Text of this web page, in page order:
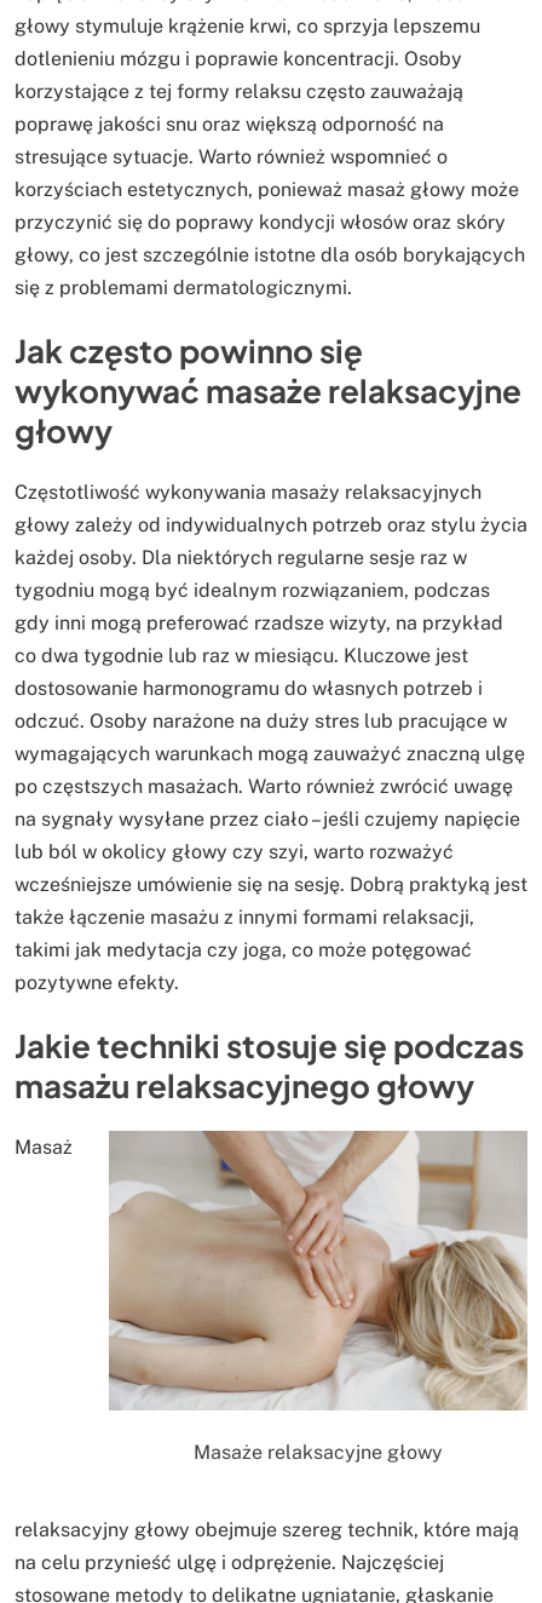
głowy stymuluje krążenie krwi, co sprzyja lepszemu
dotlenieniu mózgu i poprawie koncentracji. Osoby
korzystające z tej formy relaksu często zauważają
poprawę jakości snu oraz większą odporność na
stresujące sytuacje. Warto również wspomnieć o
korzyściach estetycznych, ponieważ masaż głowy może
przyczynić się do poprawy kondycji włosów oraz skóry
głowy, co jest szczególnie istotne dla osób borykających
się z problemami dermatologicznymi.
Jak często powinno się
wykonywać masaże relaksacyjne
głowy
Częstotliwość wykonywania masaży relaksacyjnych
głowy zależy od indywidualnych potrzeb oraz stylu życia
każdej osoby. Dla niektórych regularne sesje raz w
tygodniu mogą być idealnym rozwiązaniem, podczas
gdy inni mogą preferować rzadsze wizyty, na przykład
co dwa tygodnie lub raz w miesiącu. Kluczowe jest
dostosowanie harmonogramu do własnych potrzeb i
odczuć. Osoby narażone na duży stres lub pracujące w
wymagających warunkach mogą zauważyć znaczną ulgę
po częstszych masażach. Warto również zwrócić uwagę
na sygnały wysyłane przez ciało – jeśli czujemy napięcie
lub ból w okolicy głowy czy szyi, warto rozważyć
wcześniejsze umówienie się na sesję. Dobrą praktyką jest
także łączenie masażu z innymi formami relaksacji,
takimi jak medytacja czy joga, co może potęgować
pozytywne efekty.
Jakie techniki stosuje się podczas
masażu relaksacyjnego głowy
Masaże relaksacyjne głowy
Masaż
relaksacyjny głowy obejmuje szereg technik, które mają
na celu przynieść ulgę i odprężenie. Najczęściej
stosowane metody to delikatne ugniatanie, głaskanie